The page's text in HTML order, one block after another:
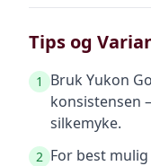
Tips og
1
Bruk Yukon
konsistensen
silkemyke.
2 For best